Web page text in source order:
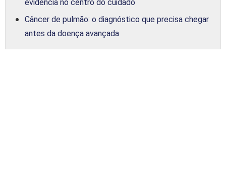
evidência no centro do cuidado
Câncer de pulmão: o diagnóstico que precisa chegar
antes da doença avançada